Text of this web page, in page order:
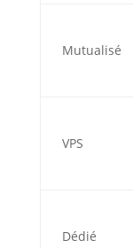
Mutualisé
VPS
Dédié